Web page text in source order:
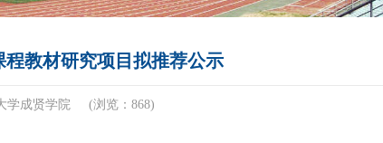
教材研究项目拟推荐公示
学成贤学院 (浏览： 868)